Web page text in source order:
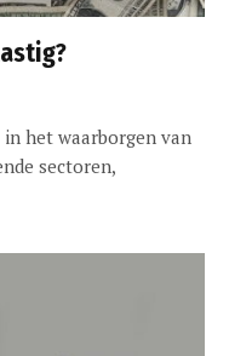
het waarborgen van
sectoren,